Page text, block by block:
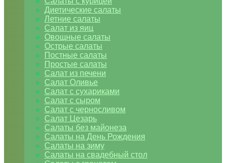
Диетические салаты
Летние салаты
Салат из яиц
Овощные салаты
Острые салаты
Постные салаты
Простые салаты
Салат из печени
Салат Оливье
Салат с сухариками
Салат с сыром
Салат с черносливом
Салат Цезарь
Салаты без майонеза
Салаты на День Рождения
Салаты на зиму
Салаты на свадебный стол